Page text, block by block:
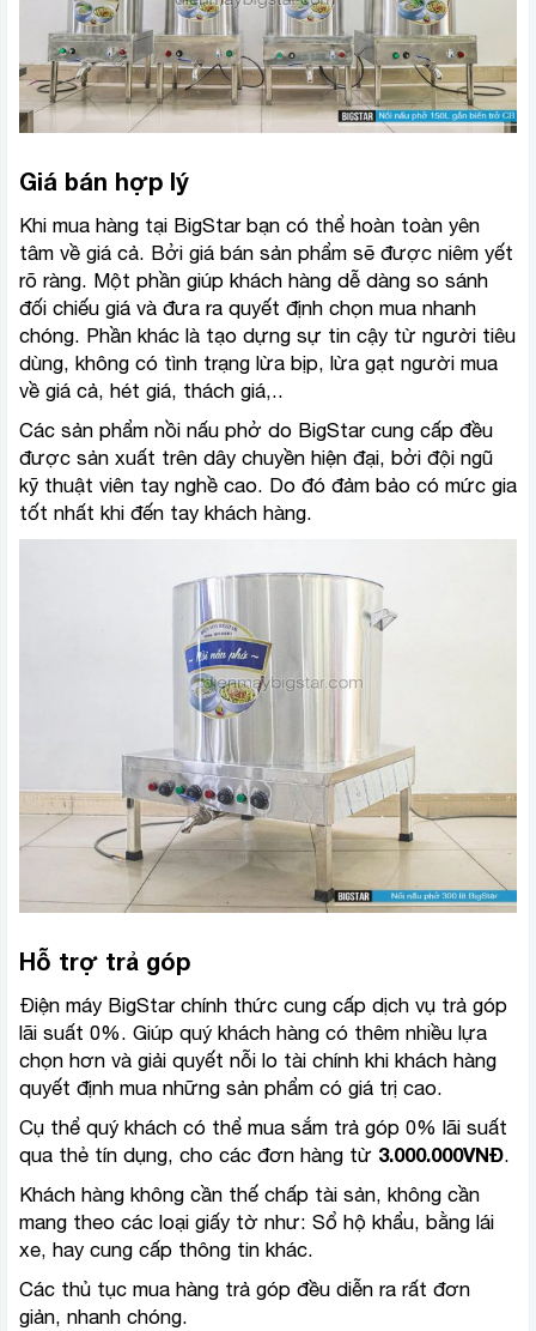
Giá bán hợp lý
Khi mua hàng tại BigStar bạn có thể hoàn toàn yên
tâm về giá cả. Bởi giá bán sản phẩm sẽ được niêm yết
rõ ràng. Một phần giúp khách hàng dễ dàng so sánh
đối chiếu giá và đưa ra quyết định chọn mua nhanh
chóng. Phần khác là tạo dựng sự tin cậy từ người tiêu
dùng, không có tình trạng lừa bịp, lừa gạt người mua
về giá cả, hét giá, thách giá,..
Các sản phẩm nồi nấu phở do BigStar cung cấp đều
được sản xuất trên dây chuyền hiện đại, bởi đội ngũ
kỹ thuật viên tay nghề cao. Do đó đảm bảo có mức gia
tốt nhất khi đến tay khách hàng.
Hỗ trợ trả góp
Điện máy BigStar chính thức cung cấp dịch vụ trả góp
lãi suất 0%. Giúp quý khách hàng có thêm nhiều lựa
chọn hơn và giải quyết nỗi lo tài chính khi khách hàng
quyết định mua những sản phẩm có giá trị cao.
Cụ thể quý khách có thể mua sắm trả góp 0% lãi suất
qua thẻ tín dụng, cho các đơn hàng từ 3.000.000VNĐ.
Khách hàng không cần thế chấp tài sản, không cần
mang theo các loại giấy tờ như: Sổ hộ khẩu, bằng lái
xe, hay cung cấp thông tin khác.
Các thủ tục mua hàng trả góp đều diễn ra rất đơn
giản, nhanh chóng.